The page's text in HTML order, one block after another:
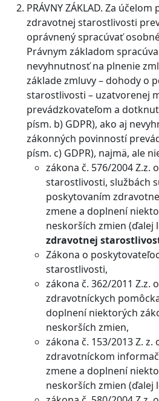
PRÁVNY ZÁKLAD. Za
zdravotnej starostlivosti
oprávnený spracúvať
Právnym základom
nevyhnutnosť na plnenie
základe zmluvy – dohody o
starostlivosti – uzatvorenej
prevádzkovateľom a
písm. b) GDPR), ako aj
zákonných povinností
písm. c) GDPR), najmä, ale
zákona č. 576/2004 Z.z.
starostlivosti, službách
poskytovaním
zmene a doplnení
neskorších zmien (ďalej
zdravotnej
Zákona o
starostlivosti,
zákona č. 362/2011 Z.z.
zdravotníckych
doplnení niektorých
neskorších zmien,
zákona č. 153/2013 Z.
zdravotníckom
zmene a doplnení
neskorších zmien (ďalej